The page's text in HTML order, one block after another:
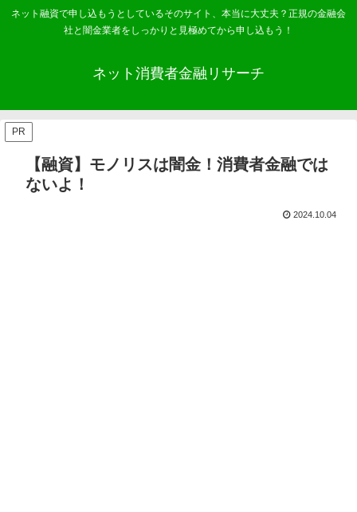
ネット融資で申し込もうとしているそのサイト、本当に大丈夫？正規の金融会
社と闇金業者をしっかりと見極めてから申し込もう！
ネット消費者金融リサーチ
PR
【融資】モノリスは闇金！消費者金融では
ないよ！
2024.10.04